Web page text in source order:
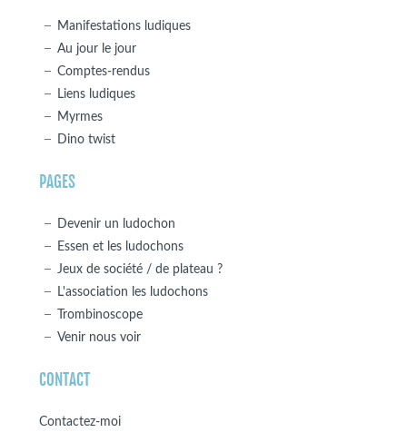
Manifestations ludiques
Au jour le jour
Comptes-rendus
Liens ludiques
Myrmes
Dino twist
PAGES
Devenir un ludochon
Essen et les ludochons
Jeux de société / de plateau ?
L'association les ludochons
Trombinoscope
Venir nous voir
CONTACT
Contactez-moi